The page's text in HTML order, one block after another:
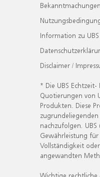
Bekanntmachungen
Information zu UBS
Disclaimer /
* Die UBS
Quotierungen von
Produkten. Diese
nachzufolgen.
Gewährleistung
Vollständigkeit
angewandten